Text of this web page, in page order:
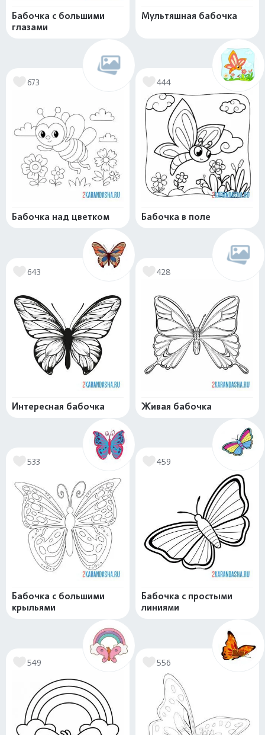
Бабочка с большими
глазами
Мультяшная бабочка
673
Бабочка над цветком
444
Бабочка в поле
643
Интересная бабочка
428
Живая бабочка
533
Бабочка с большими
крыльями
459
Бабочка с простыми
линиями
549 556